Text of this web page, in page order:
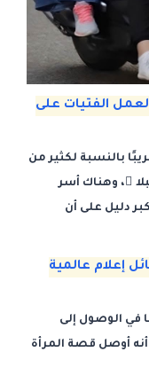
الفتيات على
بالنسبة لكثير من
ً، وهناك أسر
دليل على أن
إعلام عالمية
في الوصول إلى
أوصل قصة المرأة